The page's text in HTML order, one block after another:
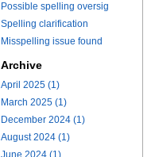
Possible spelling oversig
Spelling clarification
Misspelling issue found
Archive
April 2025 (1)
March 2025 (1)
December 2024 (1)
August 2024 (1)
June 2024 (1)